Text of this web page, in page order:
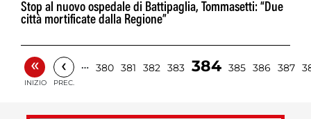
Stop al nuovo ospedale di Battipaglia, Tommasetti: “Due
città mortificate dalla Regione”
«
INIZIO
‹
PREC.
… 380 381 382 383 384 385 386 387